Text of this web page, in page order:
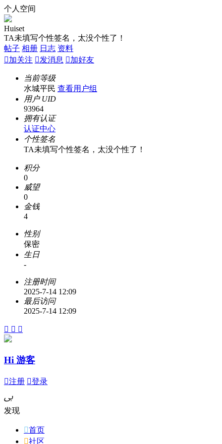
个人空间
Huiset
TA未填写个性签名，太没个性了！
帖子 相册 日志 资料
加关注 发消息 加好友
当前等级
水城平民 查看用户组
用户 UID
93964
拥有认证
认证中心
个性签名
TA未填写个性签名，太没个性了！
积分
0
威望
0
金钱
4
性别
保密
生日
-
注册时间
2025-7-14 12:09
最后访问
2025-7-14 12:09
  
Hi 游客
注册 登录
ﰉ
发现
首页
社区